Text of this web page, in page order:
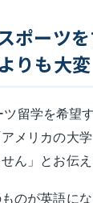
ポーツ
りも大変
留学を希望
メリカの大
ん」とお伝え
のが英語に